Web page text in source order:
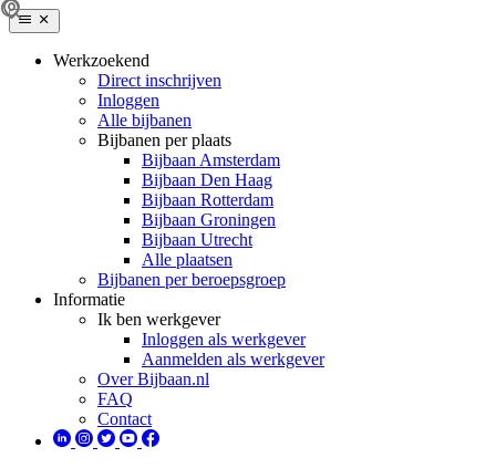
Werkzoekend
Direct inschrijven
Inloggen
Alle bijbanen
Bijbanen per plaats
Bijbaan Amsterdam
Bijbaan Den Haag
Bijbaan Rotterdam
Bijbaan Groningen
Bijbaan Utrecht
Alle plaatsen
Bijbanen per beroepsgroep
Informatie
Ik ben werkgever
Inloggen als werkgever
Aanmelden als werkgever
Over Bijbaan.nl
FAQ
Contact